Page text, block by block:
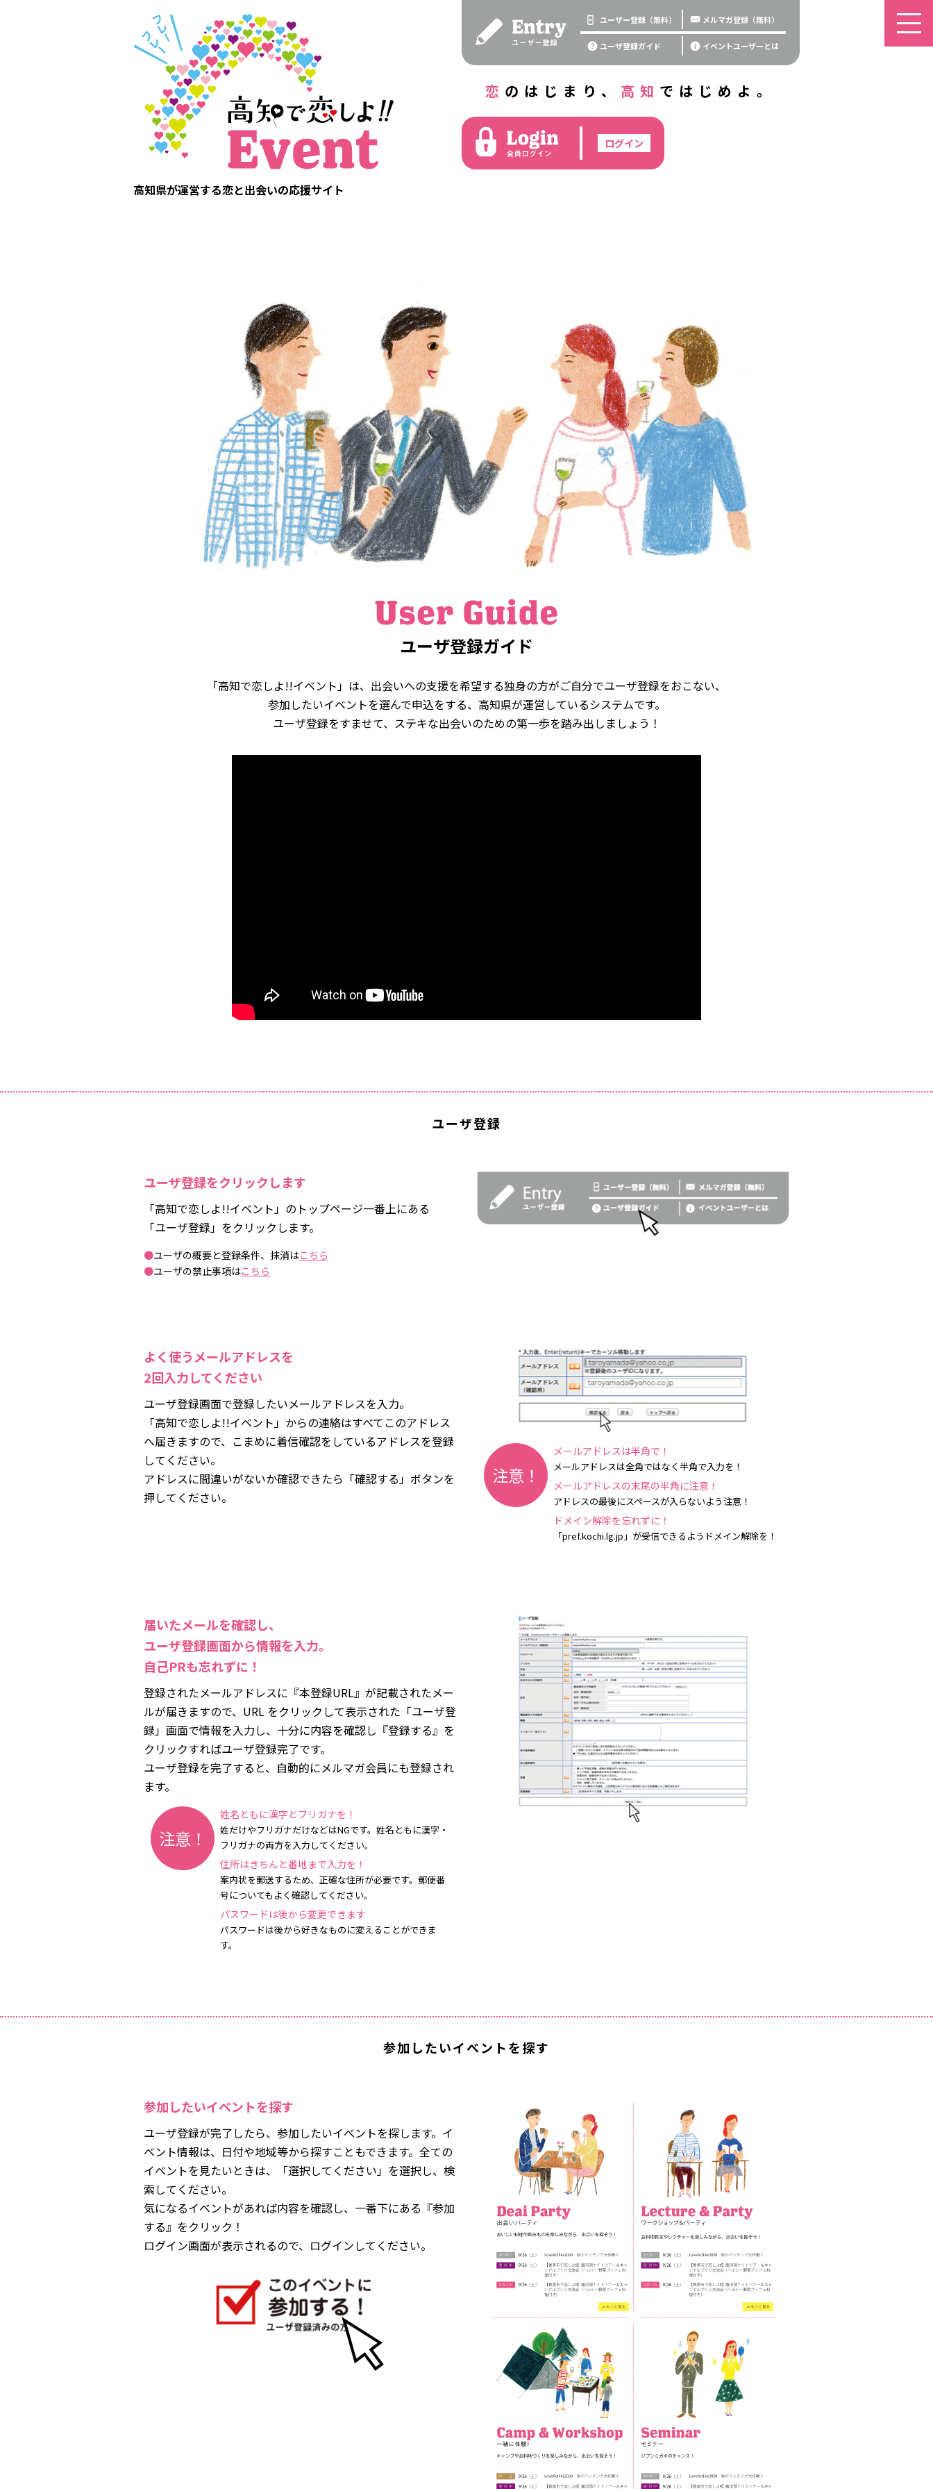
高知県が運営する恋と出会いの応援サイト
ユーザー登録（無料） メルマガ登録（無料）
ユーザ登録ガイド イベントユーザーとは
恋 のはじまり、 高知 ではじめよ。
ユーザ登録ガイド
「高知で恋しよ!!イベント」は、出会いへの支援を希望する独身の方がご自分でユーザ登録をおこない、
参加したいイベントを選んで申込をする、高知県が運営しているシステムです。
ユーザ登録をすませて、ステキな出会いのための第一歩を踏み出しましょう！
ユーザ登録
ユーザ登録をクリックします
「高知で恋しよ!!イベント」のトップページ一番上にある
「ユーザ登録」をクリックします。
●ユーザの概要と登録条件、抹消はこちら
●ユーザの禁止事項はこちら
よく使うメールアドレスを
2回入力してください
ユーザ登録画面で登録したいメールアドレスを入力。
「高知で恋しよ!!イベント」からの連絡はすべてこのアドレス
へ届きますので、こまめに着信確認をしているアドレスを登録
してください。
アドレスに間違いがないか確認できたら「確認する」ボタンを
押してください。
注意！
メールアドレスは半角で！
メールアドレスは全角ではなく半角で入力を！
メールアドレスの末尾の半角に注意！
アドレスの最後にスペースが入らないよう注意！
ドメイン解除を忘れずに！
「pref.kochi.lg.jp」が受信できるようドメイン解除を！
届いたメールを確認し、
ユーザ登録画面から情報を入力。
自己PRも忘れずに！
登録されたメールアドレスに『本登録URL』が記載されたメー
ルが届きますので、URL をクリックして表示された「ユーザ登
録」画面で情報を入力し、十分に内容を確認し『登録する』を
クリックすればユーザ登録完了です。
ユーザ登録を完了すると、自動的にメルマガ会員にも登録され
ます。
注意！
姓名ともに漢字とフリガナを！
姓だけやフリガナだけなどはNGです。姓名ともに漢字・
フリガナの両方を入力してください。
住所はきちんと番地まで入力を！
案内状を郵送するため、正確な住所が必要です。郵便番
号についてもよく確認してください。
パスワードは後から変更できます
パスワードは後から好きなものに変えることができま
す。
参加したいイベントを探す
参加したいイベントを探す
ユーザ登録が完了したら、参加したいイベントを探します。イ
ベント情報は、日付や地域等から探すこともできます。全ての
イベントを見たいときは、「選択してください」を選択し、検
索してください。
気になるイベントがあれば内容を確認し、一番下にある『参加
する』をクリック！
ログイン画面が表示されるので、ログインしてください。